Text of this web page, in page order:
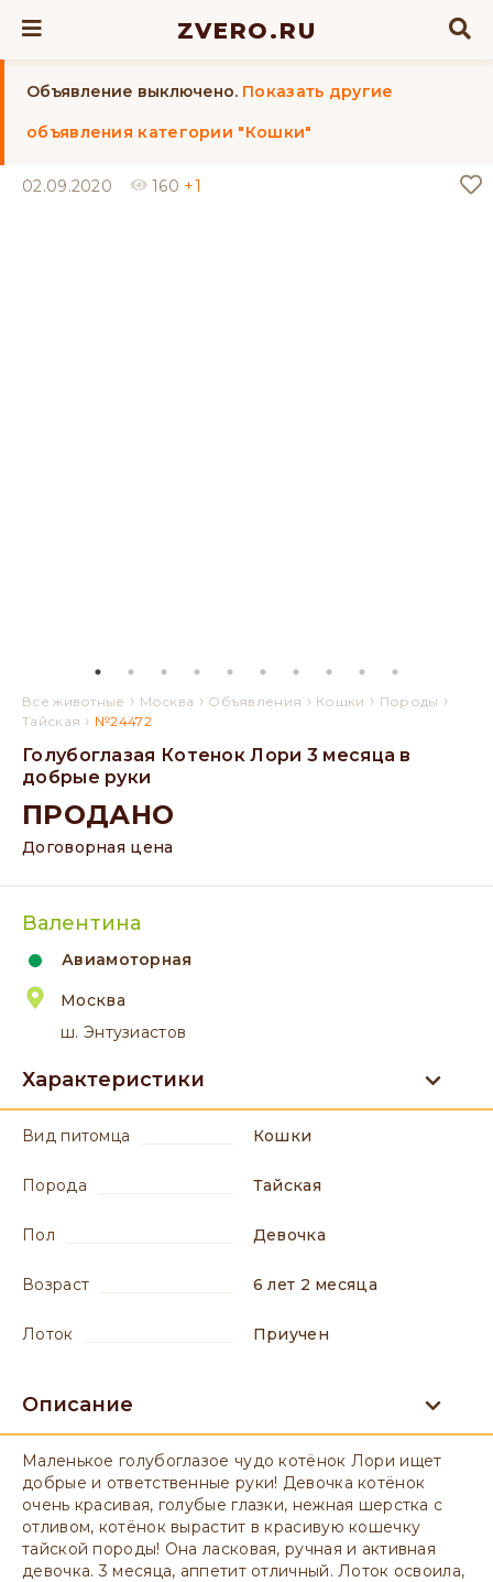
ZVERO.RU
Объявление выключено. Показать другие
объявления категории "Кошки"
02.09.2020 160 +1
Все животные › Москва › Объявления › Кошки › Породы ›
Тайская › №24472
Голубоглазая Котенок Лори 3 месяца в
добрые руки
ПРОДАНО
Договорная цена
Валентина
Авиамоторная
Москва
ш. Энтузиастов
Характеристики
вид питомца Кошки
порода Тайская
пол девочка
возраст 6 лет 2 месяца
лоток приучен
Описание
Маленькое голубоглазое чудо котёнок Лори ищет
добрые и ответственные руки! Девочка котёнок
очень красивая, голубые глазки, нежная шерстка с
отливом, котёнок вырастит в красивую кошечку
тайской породы! Она ласковая, ручная и активная
девочка. 3 месяца, аппетит отличный. Лоток освоила,